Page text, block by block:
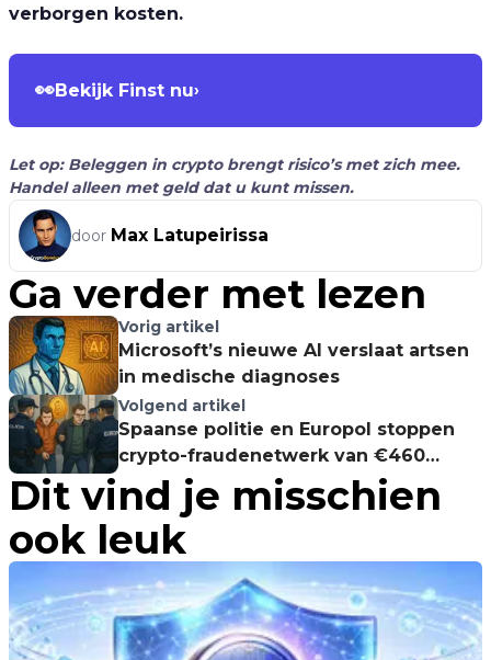
verborgen kosten.
👀Bekijk Finst nu›
Let op: Beleggen in crypto brengt risico’s met zich mee.
Handel alleen met geld dat u kunt missen.
door Max Latupeirissa
Ga verder met lezen
Vorig artikel
Microsoft’s nieuwe AI verslaat artsen
in medische diagnoses
Volgend artikel
Spaanse politie en Europol stoppen
crypto-fraudenetwerk van €460
miljoen met 5000 slachtoffers
wereldwijd!
Dit vind je misschien
ook leuk